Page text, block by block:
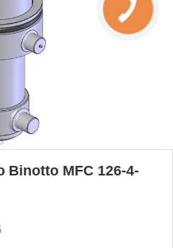
Binotto MFC 126-4-